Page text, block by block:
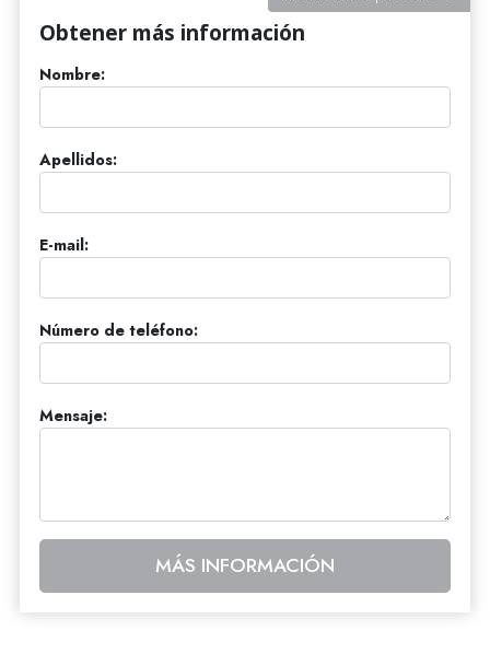
Obtener más información
Nombre:
Apellidos:
E-mail:
Número de teléfono:
Mensaje:
MÁS INFORMACIÓN